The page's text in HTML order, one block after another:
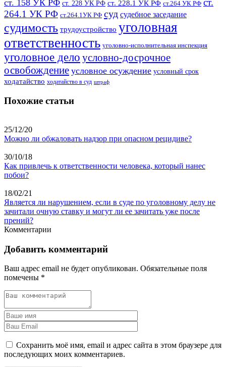
ст. 158 УК РФ ст. 228 УК РФ ст. 228.1 УК РФ ст.264 УК РФ ст.
264.1 УК РФ ст.264.1УК РФ суд судебное заседание
судимость трудоустройство уголовная
ответственность уголовно-исполнительная инспекция
уголовное дело условно-досрочное
освобождение условное осуждение условный срок
ходатайство ходатайство в суд штраф
Похожие статьи
25/12/20
Можно ли обжаловать надзор при опасном рецидиве?
30/10/18
Как привлечь к ответственности человека, который нанес
побои?
18/02/21
Является ли нарушением, если в суде по уголовному делу не
зачитали очную ставку и могут ли ее зачитать уже после
прений?
Комментарии
Добавить комментарий
Ваш адрес email не будет опубликован. Обязательные поля
помечены *
Сохранить моё имя, email и адрес сайта в этом браузере для
последующих моих комментариев.